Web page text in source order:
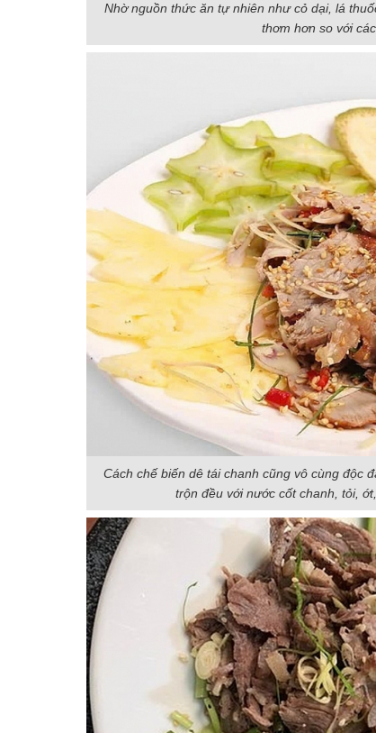
Nhờ nguồn thức ăn tự nhiên như cỏ dại, lá
thơm hơn so với
Cách chế biến dê tái chanh cũng vô cùng độc
trộn đều với nước cốt chanh, tỏi,